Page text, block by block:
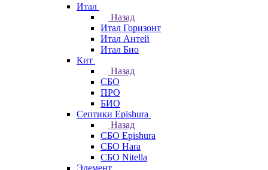
Итал
Назад
Итал Горизонт
Итал Антей
Итал Био
Кит
Назад
СБО
ПРО
БИО
Септики Epishura
Назад
СБО Epishura
СБО Hara
СБО Nitella
Элемент